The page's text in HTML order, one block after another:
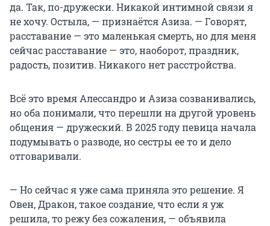
да. Так, по-дружески. Никакой интимной связи я
не хочу. Остыла, — признаётся Азиза. — Говорят,
расставание — это маленькая смерть, но для меня
сейчас расставание — это, наоборот, праздник,
радость, позитив. Никакого нет расстройства.
Всё это время Алессандро и Азиза созванивались,
но оба понимали, что перешли на другой уровень
общения — дружеский. В 2025 году певица начала
подумывать о разводе, но сестры ее то и дело
отговаривали.
— Но сейчас я уже сама приняла это решение. Я
Овен, Дракон, такое создание, что если я уж
решила, то режу без сожаления, — объявила